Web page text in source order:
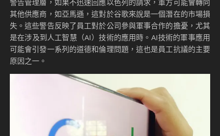
警告管理層，如果不迅速回應以色列的請求，軍方可能會轉向
其他供應商，如亞馬遜，這對於谷歌來說是一個潛在的市場損
失。這些警告反映了員工對於公司參與軍事合作的擔憂，尤其
是在涉及到人工智慧（AI）技術的應用時。AI技術的軍事應用
可能會引發一系列的道德和倫理問題，這也是員工抗議的主要
原因之一。